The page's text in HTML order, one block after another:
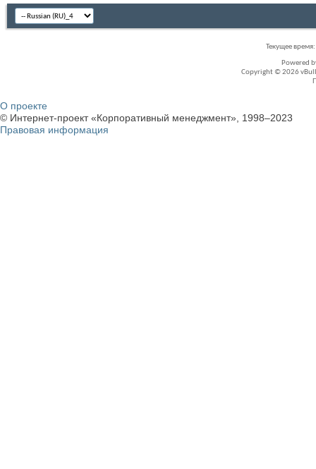
Текущее время:
Powered
Copyright © 2026
О проекте
© Интернет-проект «Корпоративный менеджмент», 1998–2023
Правовая информация